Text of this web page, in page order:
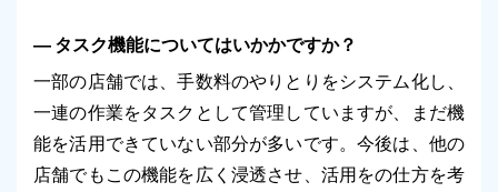
タスク機能についてはいかかですか？
一部の店舗では、手数料のやりとりをシステム化し、
一連の作業をタスクとして管理していますが、まだ機
能を活用できていない部分が多いです。今後は、他の
店舗でもこの機能を広く浸透させ、活用をの仕方を考